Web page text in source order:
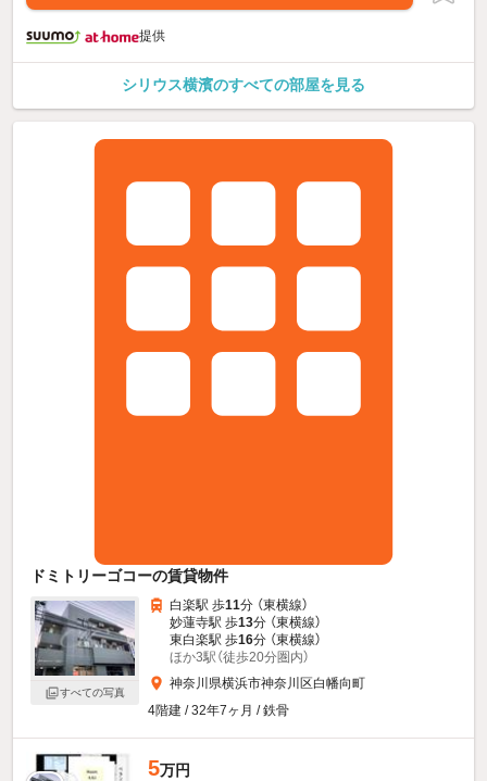
提供
シリウス横濱のすべての部屋を見る
ドミトリーゴコーの賃貸物件
すべての写真
白楽駅 歩11分 （東横線）
妙蓮寺駅 歩13分 （東横線）
東白楽駅 歩16分 （東横線）
ほか3駅（徒歩20分圏内）
神奈川県横浜市神奈川区白幡向町
4階建 / 32年7ヶ月 / 鉄骨
5万円